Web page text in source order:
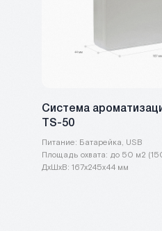
Система
TS-50
Питание: Батарейка, USB
Площадь охвата: до 50 м2
ДxШxВ: 167х245х44 мм